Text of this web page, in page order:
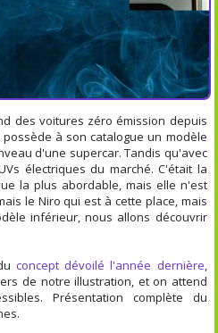
des voitures zéro émission depuis
à son catalogue un modèle
d'une supercar. Tandis qu'avec
électriques du marché. C'était la
la plus abordable, mais elle n'est
le Niro qui est à cette place, mais
inférieur, nous allons découvrir
concept dévoilé l'année dernière,
de notre illustration, et on attend
Présentation complète du